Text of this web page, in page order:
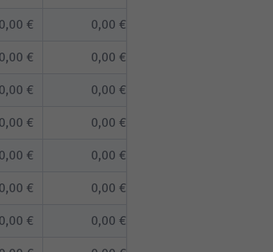
0,00 € 0,00 €
0,00 € 0,00 €
0,00 € 0,00 €
0,00 € 0,00 €
0,00 € 0,00 €
0,00 € 0,00 €
0,00 € 0,00 €